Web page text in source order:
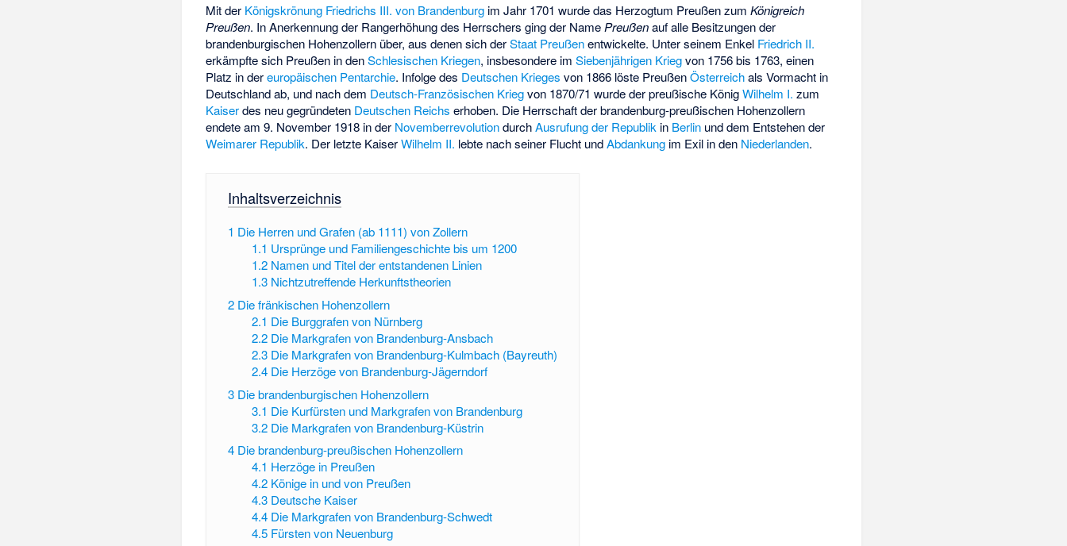
Mit der Königskrönung Friedrichs III. von Brandenburg im Jahr 1701 wurde das Herzogtum Preußen zumKönigreich
Preußen. In Anerkennung der Rangerhöhung des Herrschers ging der Name Preußenauf alle Besitzungen der
brandenburgischen Hohenzollern über, aus denen sich derStaat Preußenentwickelte. Unter seinem Enkel Friedrich II.
erkämpfte sich Preußen in denSchlesischen Kriegen, insbesondere imSiebenjährigen Kriegvon 1756 bis 1763, einen
Platz in dereuropäischen Pentarchie. Infolge des Deutschen Krieges von 1866 löste PreußenÖsterreichals Vormacht in
Deutschland ab, und nach dem Deutsch-Französischen Kriegvon 1870/71 wurde der preußische KönigWilhelm I. zum
Kaiserdes neu gegründeten Deutschen Reichs erhoben. Die Herrschaft der brandenburg-preußischen Hohenzollern
endete am 9. November 1918 in der NovemberrevolutiondurchAusrufung der Republik in Berlin und dem Entstehen der
Weimarer Republik. Der letzte KaiserWilhelm II. lebte nach seiner Flucht undAbdankung im Exil in den Niederlanden.
Inhaltsverzeichnis
1 Die Herren und Grafen (ab 1111) von Zollern
1.1 Ursprünge und Familiengeschichte bis um 1200
1.2 Namen und Titel der entstandenen Linien
1.3 Nichtzutreffende Herkunftstheorien
2 Die fränkischen Hohenzollern
2.1 Die Burggrafen von Nürnberg
2.2 Die Markgrafen von Brandenburg-Ansbach
2.3 Die Markgrafen von Brandenburg-Kulmbach (Bayreuth)
2.4 Die Herzöge von Brandenburg-Jägerndorf
3 Die brandenburgischen Hohenzollern
3.1 Die Kurfürsten und Markgrafen von Brandenburg
3.2 Die Markgrafen von Brandenburg-Küstrin
4 Die brandenburg-preußischen Hohenzollern
4.1 Herzöge in Preußen
4.2 Könige in und von Preußen
4.3 Deutsche Kaiser
4.4 Die Markgrafen von Brandenburg-Schwedt
4.5 Fürsten von Neuenburg